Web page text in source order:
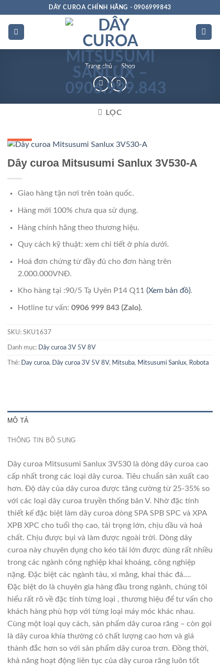
dung
DÂY CUROA CHÍNH HÃNG - 0906999843
Trang chủ » Shop
LỌC
Dây curoa Mitsusumi Sanlux 3V530-A
Giao hàng tận nơi trên toàn quốc.
Hàng mới 100% chưa qua sử dụng.
Hàng chính hãng theo thương hiệu.
Quy cách kỹ thuật: xem chi tiết ở phía dưới.
Hoá đơn chứng từ đầy đủ cho đơn hàng trên
2.000.000VNĐ.
Kho hàng tại :90/5 Tạ Uyên P14 Q11 (Xem bản đồ).
Hotline tư vấn: 0906 999 843 (Zalo).
SKU: SKU1637
Danh mục: Dây curoa 3V 5V 8V
Thẻ: Day curoa, Dây curoa 3V 5V 8V, Mitsuba, Mitsusumi Sanlux, Robota
MÔ TẢ
THÔNG TIN BỔ SUNG
Dây curoa Mitsusumi Sanlux 3V530 là dòng dây curoa cao
cấp nhất trong các loại dây curoa. Tiêu chuẩn sản xuất cao
hơn. Độ dày của dây curoa được tăng cường từ 25-35% so
với các loại dây curoa truyền thống bản V. Nhờ đặc tính
thiết kế đặc biệt làm dây curoa dòng SPA SPB SPC và XPA
XPB XPC cho tuổi thọ cao, tải trọng lớn, chịu dầu và hoá
chất. Chịu được bụi và làm được ngoài trời. Dòng dây
curoa này chuyên dụng cho kéo tải lớn được dùng rất nhiều
trong các ngành công nghiệp khai khoáng, công nghiệp
nặng. Đặc biệt các ngành tàu, xi măng, khai thác đá….
Đặc biệt do là chuyên gia hàng đầu trong ngành, chúng tôi
hiểu rất rõ về đặc tính từng loại , thương hiệu để tư vấn cho
khách hàng phù hợp với từng loại máy móc khác nhau.
Cùng một loại quy cách, sản phẩm dây curoa răng – còn gọi
là dây curoa khía thường có chất lượng cao hơn và giá
thành đắc hơn so với sản phẩm dây curoa trơn. Đồng thời,
khả năng hoạt động liên tục của dây curoa răng luôn tốt